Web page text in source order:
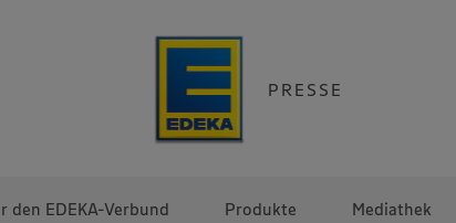
PRESSE
den EDEKA-Verbund Produkte Mediathek